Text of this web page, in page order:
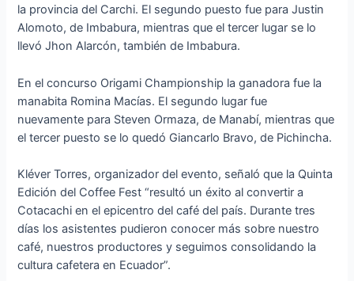
la provincia del Carchi. El segundo puesto fue para Justin
Alomoto, de Imbabura, mientras que el tercer lugar se lo
llevó Jhon Alarcón, también de Imbabura.
En el concurso Origami Championship la ganadora fue la
manabita Romina Macías. El segundo lugar fue
nuevamente para Steven Ormaza, de Manabí, mientras que
el tercer puesto se lo quedó Giancarlo Bravo, de Pichincha.
Kléver Torres, organizador del evento, señaló que la Quinta
Edición del Coffee Fest “resultó un éxito al convertir a
Cotacachi en el epicentro del café del país. Durante tres
días los asistentes pudieron conocer más sobre nuestro
café, nuestros productores y seguimos consolidando la
cultura cafetera en Ecuador”.